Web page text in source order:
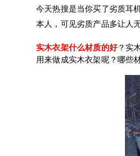
今天热搜是当你买了劣质耳
本人，可见劣质产品多让人
实木衣架什么材质的好？实
用来做成实木衣架呢？哪些